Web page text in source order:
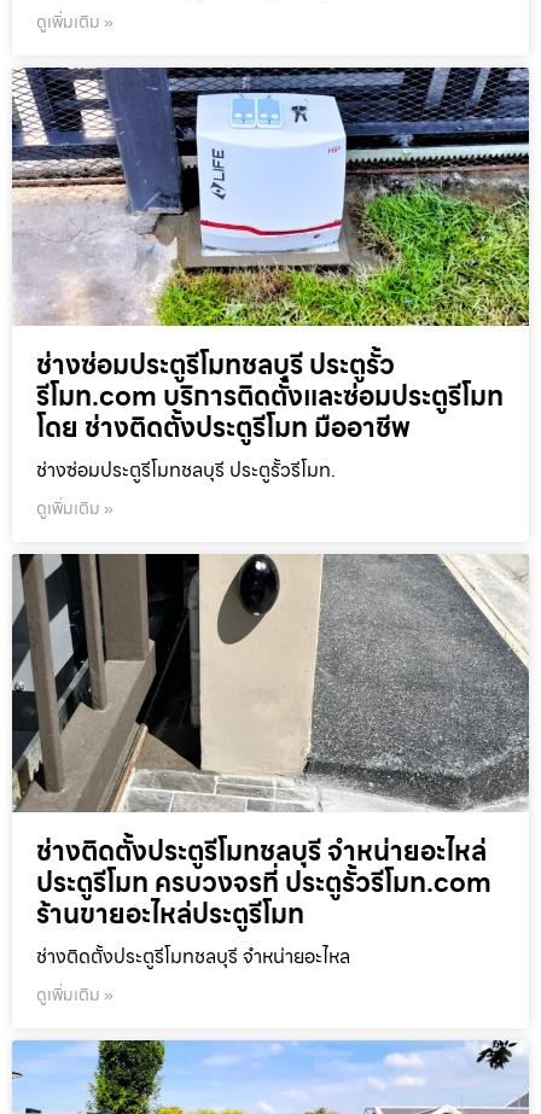
ดูเพิ่มเติม »
ช่างซ่อมประตูรีโมทชลบุรี ประตูรั้ว
รีโมท.com บริการติดตั้งและซ่อมประตูรีโมท
โดย ช่างติดตั้งประตูรีโมท มืออาชีพ
ช่างซ่อมประตูรีโมทชลบุรี ประตูรั้วรีโมท.
ดูเพิ่มเติม »
ช่างติดตั้งประตูรีโมทชลบุรี จำหน่ายอะไหล่
ประตูรีโมท ครบวงจรที่ ประตูรั้วรีโมท.com
ร้านขายอะไหล่ประตูรีโมท
ช่างติดตั้งประตูรีโมทชลบุรี จำหน่ายอะไหล
ดูเพิ่มเติม »